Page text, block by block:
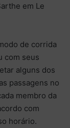
em Le
de corrida
com seus
alguns dos
passagens no
membro da
com
horário.